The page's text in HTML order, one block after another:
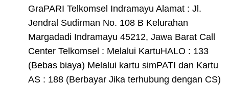
GraPARI Telkomsel Indramayu Alamat : Jl.
Jendral Sudirman No. 108 B Kelurahan
Margadadi Indramayu 45212, Jawa Barat Call
Center Telkomsel : Melalui KartuHALO : 133
(Bebas biaya) Melalui kartu simPATI dan Kartu
AS : 188 (Berbayar Jika terhubung dengan CS)